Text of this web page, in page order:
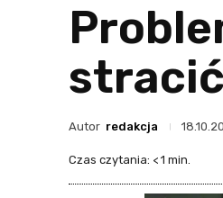
Autor redakcja
Czas czytania: < 1 min.